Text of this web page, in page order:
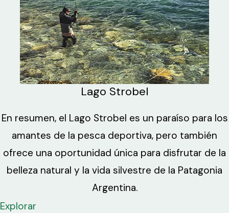
Lago Strobel
En resumen, el Lago Strobel es un paraíso para los
amantes de la pesca deportiva, pero también
ofrece una oportunidad única para disfrutar de la
belleza natural y la vida silvestre de la Patagonia
Argentina.
Explorar